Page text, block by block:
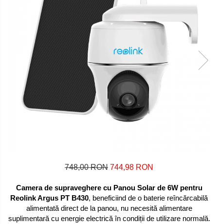
748,00 RON 744,98 RON
Camera de supraveghere cu Panou Solar de 6W pentru
Reolink Argus PT B430, beneficiind de o baterie reîncărcabilă
alimentată direct de la panou, nu necesită alimentare
suplimentară cu energie electrică în condiții de utilizare normală.